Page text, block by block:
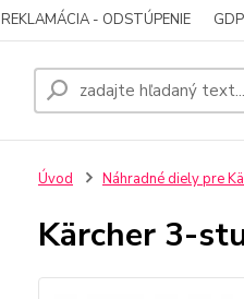
REKLAMÁCIA - ODSTÚPENIE
Úvod Náhradné diely pre
Kärcher 3-